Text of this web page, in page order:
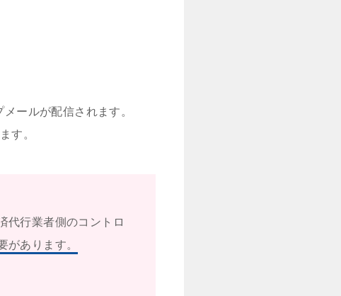
ールが配信されます。
す。
代行業者側のコントロ
があります。